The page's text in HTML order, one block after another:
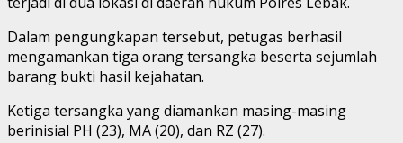
Dalam pengungkapan tersebut, petugas berhasil
mengamankan tiga orang tersangka beserta sejumlah
barang bukti hasil kejahatan.
Ketiga tersangka yang diamankan masing-masing
berinisial PH (23), MA (20), dan RZ (27).